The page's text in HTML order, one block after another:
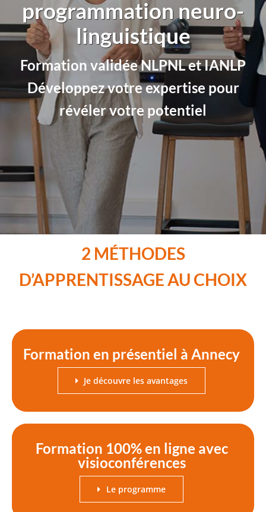
programmation neuro-
linguistique
Formation validée NLPNL et IANLP
Développez votre expertise pour
révéler votre potentiel
2 MÉTHODES
D’APPRENTISSAGE AU CHOIX
Formation en présentiel à Annecy
Je découvre les avantages
Formation 100% en ligne avec
visioconférences
Le programme